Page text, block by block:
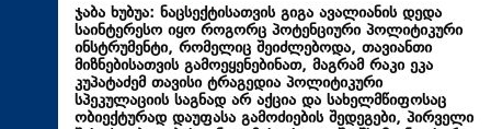
ჯაბა ხუბუა: ნაცსექტისათვის გიგა ავალიანის დედა
საინტერესო იყო როგორც პოტენციური პოლიტიკური
ინსტრუმენტი, რომელიც შეიძლებოდა, თავიანთი
მიზნებისათვის გამოეყენებინათ, მაგრამ რაკი ეკა
კუპატაძემ თავისი ტრაგედია პოლიტიკური
სპეკულაციის საგნად არ აქცია და სახელმწიფოსაც
ობიექტურად დაუფასა გამოძიების შედეგები, პირველი